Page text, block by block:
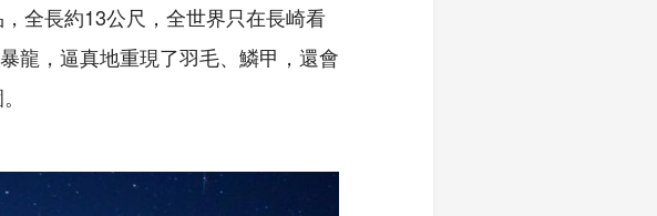
全長約13公尺，全世界只在長崎看
龍，逼真地重現了羽毛、鱗甲，還會